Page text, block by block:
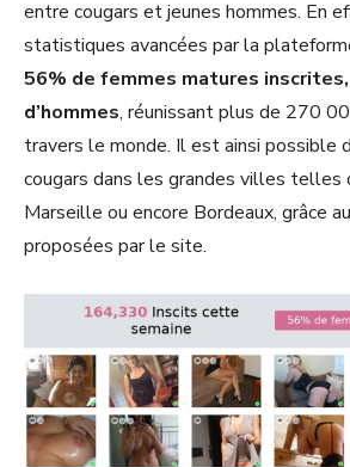
entre cougars et jeunes hommes. En
statistiques avancées par la
56% de femmes matures
d’hommes, réunissant plus de 270
travers le monde. Il est ainsi possible
cougars dans les grandes villes telles
Marseille ou encore Bordeaux, grâce
proposées par le site.